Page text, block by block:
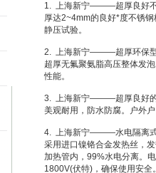
1. 上海新宁———超厚良好
厚达2~4mm的良好*度不锈
静压试验。
2. 上海新宁———超厚环保型
超厚无氟聚氨脂高压整体发
性能。
3. 上海新宁———超厚良好
美观耐用，防水防腐。户外
4. 上海新宁———水电隔离式
采用进口镍铬合金发热丝，
加热管内，99%水电分离。
1800V(伏特)，确保使用安全